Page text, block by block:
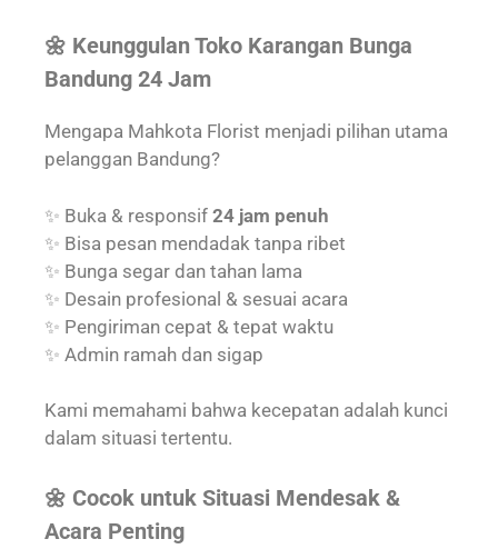
🌼 Keunggulan Toko Karangan Bunga
Bandung 24 Jam
Mengapa Mahkota Florist menjadi pilihan utama
pelanggan Bandung?
✨ Buka & responsif 24 jam penuh
✨ Bisa pesan mendadak tanpa ribet
✨ Bunga segar dan tahan lama
✨ Desain profesional & sesuai acara
✨ Pengiriman cepat & tepat waktu
✨ Admin ramah dan sigap
Kami memahami bahwa kecepatan adalah kunci
dalam situasi tertentu.
🌼 Cocok untuk Situasi Mendesak &
Acara Penting